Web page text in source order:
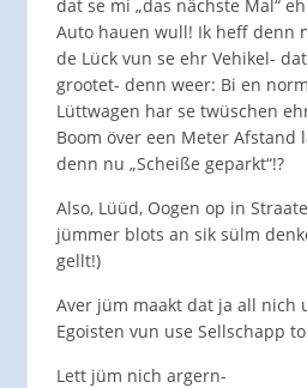
dat se mi „das nächste Mal“
Auto hauen wull! Ik heff denn
de Lück vun se ehr Vehikel-
grootet- denn weer: Bi en
Lüttwagen har se twüschen
Boom över een Meter Afstand
denn nu „Scheiße geparkt“!?
Also, Lüüd, Oogen op in
jümmer blots an sik sülm
gellt!)
Aver jüm maakt dat ja all nich
Egoisten vun use Sellschapp
Lett jüm nich argern-